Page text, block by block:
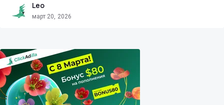
Leo
март 20, 2026